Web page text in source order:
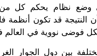
نظام يحكم كل من
النتيجة قد تكون أنظمة
فوضى نووية في العالم
بين دول الجوار